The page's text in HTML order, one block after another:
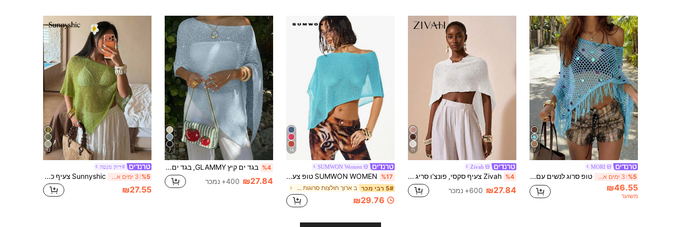
7
MORI
%5 3 ימים אחרונים טופ סרוג לנשים עם חיתוך אסימטרי בסגנון Y2K לאביב/קיץ, גזרה רפויה ונינוחה, מתאים לשילוב עם גופייה ומכנסיים קצרים, אידיאלי למסיבות, ליומיום, לחוף וללבוש רחוב, אסתטי
₪46.55
משוער
11
Zivah
%4 Zivah צעיף סקסי, פונצ'ו סריג רב-תכליתי, צווארון V בסגנון נופש עם רצועות ספגטי, טופ בעיצוב כתפיים אסימטרי
₪27.84 600+ נמכר
14
SUMWON Women
%17 SUMWON WOMEN טופ צעיף אסימטרי במסרגה אחת עם נצנצים ועיצוב סגור של הכתפיים טופ לחוף הים, פסטיבל קיץ
5# רבי מכר ב ארוך חולצות סרוגות לנשים
₪29.76
7
%4 בגד ים קיץ GLAMMY, בגד ים סקסי לנשים בסגנון Y2K עם נצנצים, שוליים חלולים בצבע אחיד, טופ סריג קל משקל, מכפלת אסימטרית. צעיף חוף מינימליסטי לבן/בז', מתאים לטיולי אביב/קיץ, פסטיבלי מוזיקה, קונצרטים קאנטרי, סגנון רחוב יומי
₪27.84 400+ נמכר
12
#ירוק מנטה
%5 3 ימים אחרונים Sunnyshic צעיף כיסוי סריג קל משקל וקליל בצבע ירוק לנשים עם שוליים חלולים, מתאים לחופשת קיץ
₪27.55